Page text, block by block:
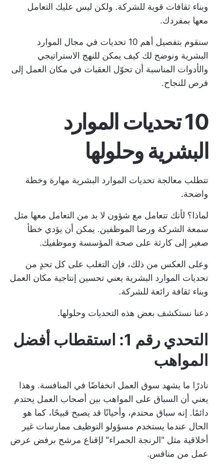
وبناء ثقافات قوية للشركة. ولكن ليس عليك التعامل
معها بمفردك.
سنقوم بتفصيل أهم 10 تحديات في مجال الموارد
البشرية ونوضح لك كيف يمكن للنهج الاستراتيجي
والأدوات المناسبة أن تحوّل العقبات في مكان العمل إلى
فرص للنجاح.
10 تحديات الموارد
البشرية وحلولها
تتطلب معالجة تحديات الموارد البشرية مهارة وخطة
واضحة.
لماذا؟ لأنك تتعامل مع شؤون لا بد من التعامل معها مثل
سمعة الشركة ورضا الموظفين. يمكن أن يؤدي خطأ
صغير إلى كارثة على صحة المؤسسة وموظفيك.
وعلى العكس من ذلك، فإن التغلب على كل تحدٍ من
تحديات الموارد البشرية يعني تحسين إنتاجية مكان العمل
وبناء ثقافة رائعة للشركة.
دعنا نستكشف بعض هذه التحديات وحلولها.
التحدي رقم 1: استقطاب أفضل
المواهب
نادرًا ما يشهد سوق العمل انخفاضًا في المنافسة. وهذا
يعني أن السباق على المواهب بين أصحاب العمل يحتدم
دائمًا. إنه سباق محتدم، وأحيانًا قد يصبح قبيحًا، كما هو
الحال عندما يستخدم مسؤولو التوظيف ممارسات غير
أخلاقية مثل "الرنجة الحمراء" لإقناع مرشح برفض عرض
عمل من منافس.